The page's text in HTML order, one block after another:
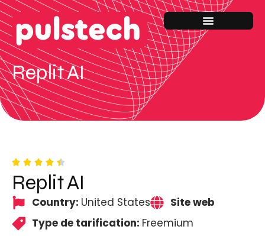
Replit AI
Replit AI
Country: United States
Site web
Type de tarification: Freemium